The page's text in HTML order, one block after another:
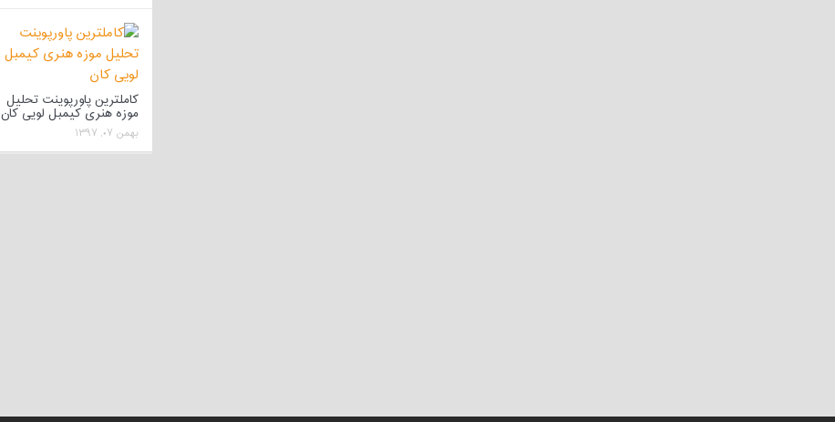
کاملترین پاورپوینت تحلیل
موزه هنری کیمبل لویی کان
بهمن ۰۷, ۱۳۹۷